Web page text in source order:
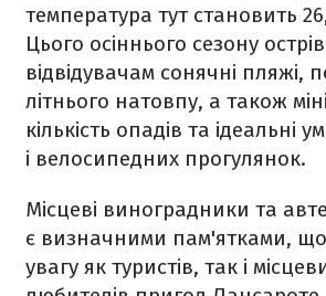
температура тут становить
Цього осіннього сезону
відвідувачам сонячні пляжі,
літнього натовпу, а також
кількість опадів та ідеальні
і велосипедних прогулянок.
Місцеві виноградники та
є визначними пам'ятками,
увагу як туристів, так і